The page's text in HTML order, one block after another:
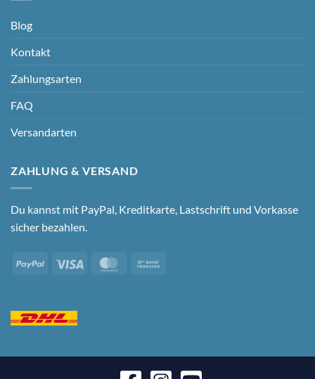
Blog
Kontakt
Zahlungsarten
FAQ
Versandarten
ZAHLUNG & VERSAND
Du kannst mit PayPal, Kreditkarte, Lastschrift und Vorkasse
sicher bezahlen.
PayPal Visa MasterCard